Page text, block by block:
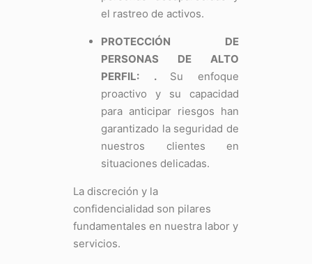
el rastreo de activos.
PROTECCIÓN DE
PERSONAS DE ALTO
PERFIL:
. Su enfoque
proactivo y su capacidad
para anticipar riesgos han
garantizado la seguridad de
nuestros clientes en
situaciones delicadas.
La discreción y la
confidencialidad son pilares
fundamentales en nuestra labor y
servicios.